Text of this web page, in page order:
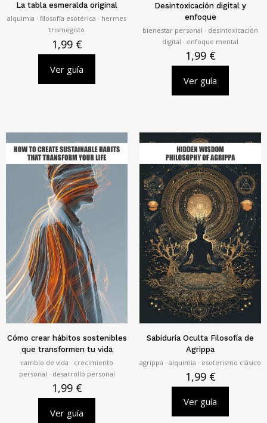
La tabla esmeralda original
alquimia · filosofía esotérica · hermes
trismegisto
1,99 €
Ver guía
Desintoxicación digital y
enfoque
bienestar personal · desintoxicación
digital · enfoque mental
1,99 €
Ver guía
Cómo crear hábitos sostenibles
que transformen tu vida
cambio de vida · crecimiento
personal · desarrollo personal
1,99 €
Ver guía
Sabiduría Oculta Filosofía de
Agrippa
agrippa · alquimia · esoterismo clásico
1,99 €
Ver guía